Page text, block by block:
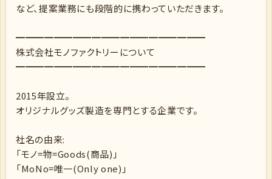
など、提案業務にも段階的に携わっていただきます。
━━━━━━━━━━━━━━━━━━━━
株式会社モノファクトリーについて
━━━━━━━━━━━━━━━━━━━━
2015年設立。
オリジナルグッズ製造を専門とする企業です。
社名の由来:
「モノ=物=Goods(商品)」
「MoNo=唯一(Only one)」